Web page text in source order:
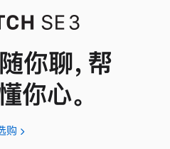
你聊，帮
你心。
购 Apple